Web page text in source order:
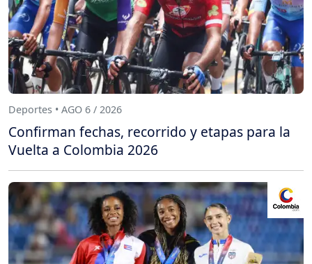
Deportes • AGO 6 / 2026
Confirman fechas, recorrido y etapas para la
Vuelta a Colombia 2026